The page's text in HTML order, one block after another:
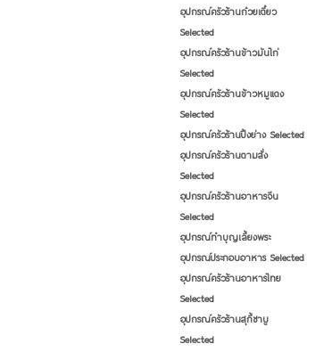
อุปกรณ์ครัวร้านก๋วยเตี๋ยว
Selected
อุปกรณ์ครัวร้านข้าวมันไก่
Selected
อุปกรณ์ครัวร้านข้าวหมูแดง
Selected
อุปกรณ์ครัวร้านปิ้งย่าง Selected
อุปกรณ์ครัวร้านตามสั่ง
Selected
อุปกรณ์ครัวร้านอาหารจีน
Selected
อุปกรณ์ทำบุญเลี้ยงพระ
อุปกรณ์ประกอบอาหาร Selected
อุปกรณ์ครัวร้านอาหารไทย
Selected
อุปกรณ์ครัวร้านสุกี้ชาบู
Selected